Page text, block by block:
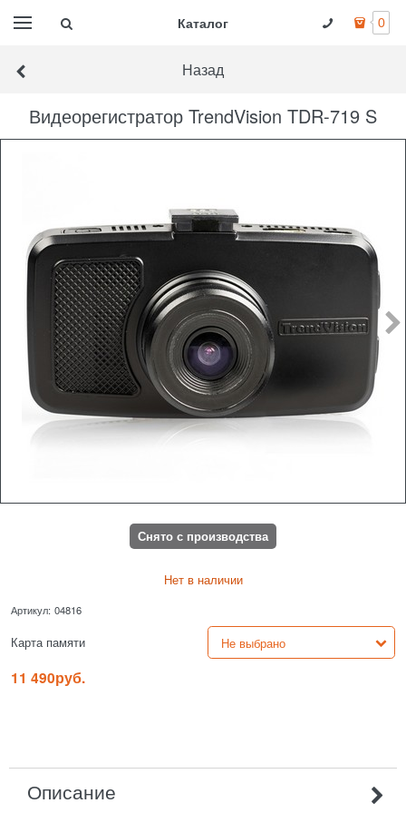
Каталог 0
Назад
Видеорегистратор TrendVision TDR-719 S
Снято с производства
Нет в наличии
Артикул: 04816
Карта памяти
11 490руб.
Описание